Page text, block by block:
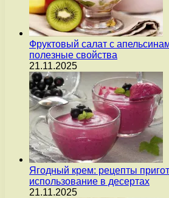
Фруктовый салат с
полезные свойства
21.11.2025
Ягодный крем: рецепты
использование в десертах
21.11.2025